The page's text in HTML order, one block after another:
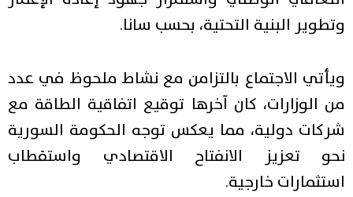
وتطوير البنية التحتية، بحسب سانا.
ويأتي الاجتماع بالتزامن مع نشاط ملحوظ في عدد
من الوزارات، كان آخرها توقيع اتفاقية الطاقة مع
شركات دولية، مما يعكس توجه الحكومة السورية
نحو تعزيز الانفتاح الاقتصادي واستقطاب
استثمارات خارجية.